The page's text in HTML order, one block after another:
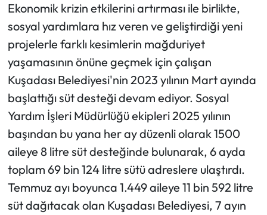
Ekonomik krizin etkilerini artırması ile birlikte,
sosyal yardımlara hız veren ve geliştirdiği yeni
projelerle farklı kesimlerin mağduriyet
yaşamasının önüne geçmek için çalışan
Kuşadası Belediyesi'nin 2023 yılının Mart ayında
başlattığı süt desteği devam ediyor. Sosyal
Yardım İşleri Müdürlüğü ekipleri 2025 yılının
başından bu yana her ay düzenli olarak 1500
aileye 8 litre süt desteğinde bulunarak, 6 ayda
toplam 69 bin 124 litre sütü adreslere ulaştırdı.
Temmuz ayı boyunca 1.449 aileye 11 bin 592 litre
süt dağıtacak olan Kuşadası Belediyesi, 7 ayın